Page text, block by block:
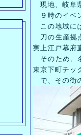
現地、岐阜
９時のイベ
この地域に
刀の生産拠
実上江戸幕府
そのため、
東京下町チッ
で、その街